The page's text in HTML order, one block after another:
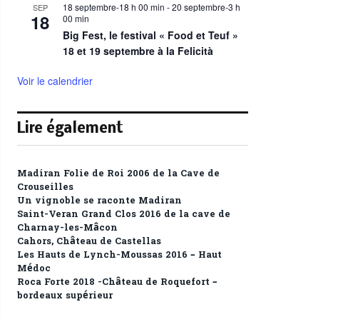
SEP
18
18 septembre-18 h 00 min -20 septembre-3 h
00 min
Big Fest, le festival « Food et Teuf »
18 et 19 septembre à la Felicità
Voir le calendrier
Lire également
Madiran Folie de Roi 2006 de la Cave de
Crouseilles
Un vignoble se raconte Madiran
Saint-Veran Grand Clos 2016 de la cave de
Charnay-les-Mâcon
Cahors, Château de Castellas
Les Hauts de Lynch-Moussas 2016 – Haut
Médoc
Roca Forte 2018 -Château de Roquefort –
bordeaux supérieur